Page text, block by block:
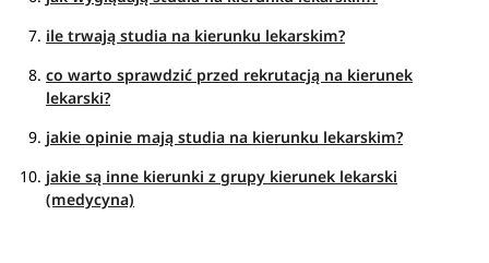
ile trwają studia na kierunku lekarskim?
co warto sprawdzić przed rekrutacją na kierunek
lekarski?
jakie opinie mają studia na kierunku lekarskim?
jakie są inne kierunki z grupy kierunek lekarski
(medycyna)